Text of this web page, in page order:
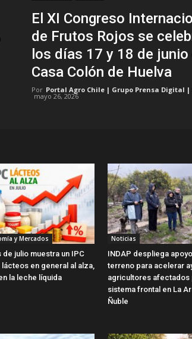
El XI Congreso
de Frutos Rojos se
los días 17 y 18 de junio
Casa Colón de Huelva
Por Portal Agro Chile | Grupo Prensa Digital |
mayo 26, 2026
y Mercados
de julio muestra un IPC
en general al alza,
la leche líquida
Noticias
INDAP despliega
terreno para acelerar
agricultores afectados
sistema frontal en La
Ñuble